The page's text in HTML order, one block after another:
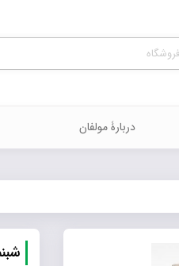
دربارۀ مولفان